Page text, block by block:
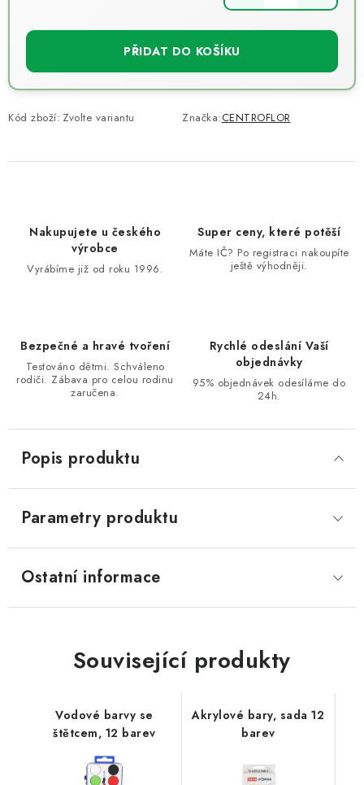
PŘIDAT DO KOŠÍKU
Kód zboží: Zvolte variantu Značka:CENTROFLOR
Nakupujete u českého
výrobce
Vyrábíme již od roku 1996.
Super ceny, které potěší
Máte IČ? Po registraci nakoupíte
ještě výhodněji.
Bezpečné a hravé tvoření
Testováno dětmi. Schváleno
rodiči. Zábava pro celou rodinu
zaručena.
Rychlé odeslání Vaší
objednávky
95% objednávek odesíláme do
24h.
Popis produktu
Parametry produktu
Ostatní informace
Související produkty
Vodové barvy se
štětcem, 12 barev
Akrylové bary, sada 12
barev